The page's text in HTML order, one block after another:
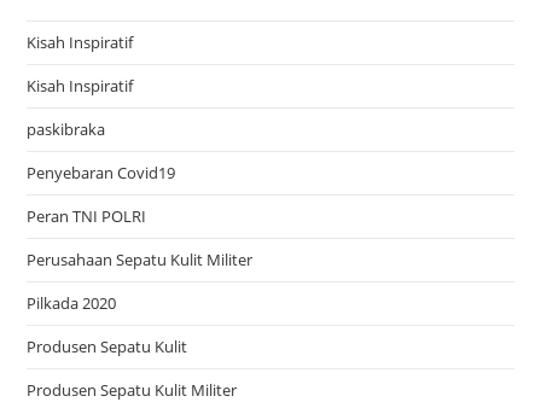
Kisah Inspiratif
Kisah Inspiratif
paskibraka
Penyebaran Covid19
Peran TNI POLRI
Perusahaan Sepatu Kulit Militer
Pilkada 2020
Produsen Sepatu Kulit
Produsen Sepatu Kulit Militer